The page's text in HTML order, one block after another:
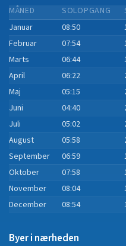
MÅNED SOLOPGANG
Januar
08:50
Februar
07:54
Marts
06:44
April
06:22
Maj
05:15
Juni
04:40
Juli
05:02
August
05:58
September
06:59
Oktober
07:58
November
08:04
December
08:54
Byer i nærheden